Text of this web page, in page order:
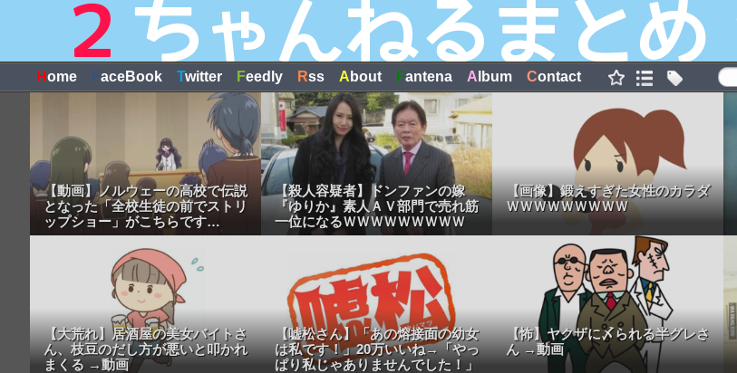
Home FaceBook Twitter Feedly Rss A bout Fantena A lbum Contact
【動画】ノルウェーの高校で伝説
となった「全校生徒の前でストリ
ップショー」がこちらです…
【殺人容疑者】ドンファンの嫁
『ゆりか』素人ＡＶ部門で売れ筋
一位になるＷＷＷＷＷＷＷＷＷ
【画像】鍛えすぎた女性のカラダ
ＷＷＷＷＷＷＷＷＷ
【大荒れ】居酒屋の美女バイトさ
ん、枝豆のだし方が悪いと叩かれ
まくる →動画
【嘘松さん】「あの熔接面の幼女
は私です！」20万いいね→「やっ
ぱり私じゃありませんでした！」
【怖】ヤクザに〆られる半グレさ
ん →動画